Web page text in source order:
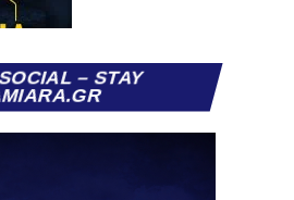
– STAY